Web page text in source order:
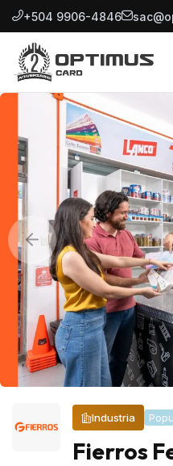
+504 9906-4846
Industria
Fierros